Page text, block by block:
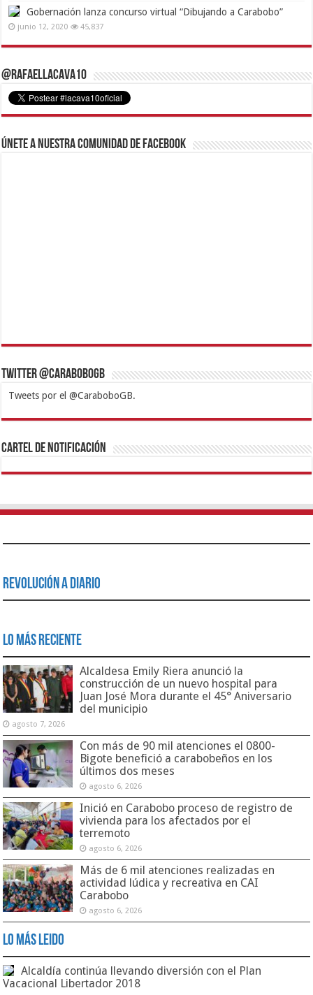
Gobernación lanza concurso virtual “Dibujando a Carabobo”
junio 12, 2020 45,837
@RafaelLacava10
Únete a nuestra comunidad de Facebook
Twitter @CaraboboGB
Tweets por el @CaraboboGB.
1xbetBetturkeyBetistKralbetSupertotobetTipobetMatadorbetMariobet
https://mvbcasino.com/
Cartel de Notificación
Revolución a Diario
Lo Más Reciente
Alcaldesa Emily Riera anunció la
construcción de un nuevo hospital para
Juan José Mora durante el 45° Aniversario
del municipio
agosto 7, 2026
Con más de 90 mil atenciones el 0800-
Bigote benefició a carabobeños en los
últimos dos meses
agosto 6, 2026
Inició en Carabobo proceso de registro de
vivienda para los afectados por el
terremoto
agosto 6, 2026
Más de 6 mil atenciones realizadas en
actividad lúdica y recreativa en CAI
Carabobo
agosto 6, 2026
Lo Más Leido
Alcaldía continúa llevando diversión con el Plan
Vacacional Libertador 2018